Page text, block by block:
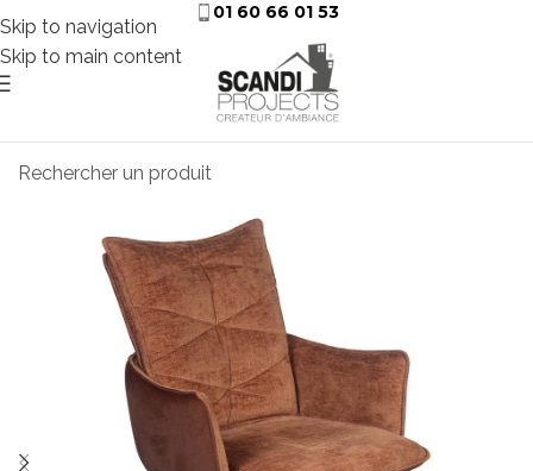
Skip to navigation
Skip to main content
01 60 66 01 53